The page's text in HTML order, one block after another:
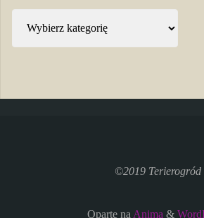
©2019 Terierogród
Oparte naAnima &